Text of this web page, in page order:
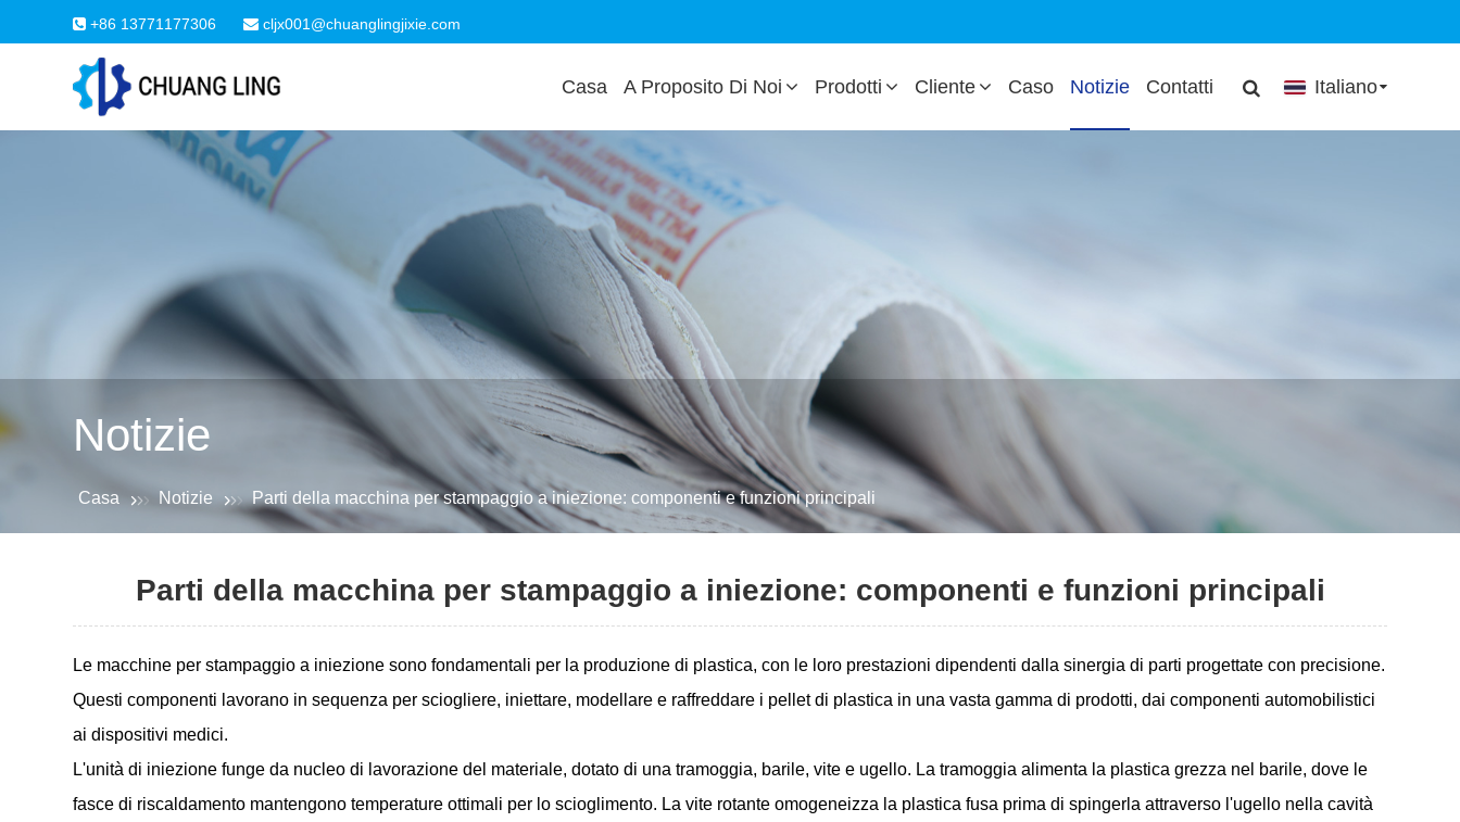
+86 13771177306 cljx001@chuanglingjixie.com
Casa A Proposito Di Noi Prodotti Cliente Caso Notizie Contatti Italiano
Notizie
Casa Notizie Parti della macchina per stampaggio a iniezione: componenti e funzioni principali
Parti della macchina per stampaggio a iniezione: componenti e funzioni principali
Le macchine per stampaggio a iniezione sono fondamentali per la produzione di plastica, con le loro prestazioni dipendenti dalla sinergia di parti progettate con precisione.
Questi componenti lavorano in sequenza per sciogliere, iniettare, modellare e raffreddare i pellet di plastica in una vasta gamma di prodotti, dai componenti automobilistici
ai dispositivi medici.
L'unità di iniezione funge da nucleo di lavorazione del materiale, dotato di una tramoggia, barile, vite e ugello. La tramoggia alimenta la plastica grezza nel barile, dove le
fasce di riscaldamento mantengono temperature ottimali per lo scioglimento. La vite rotante omogeneizza la plastica fusa prima di spingerla attraverso l'ugello nella cavità